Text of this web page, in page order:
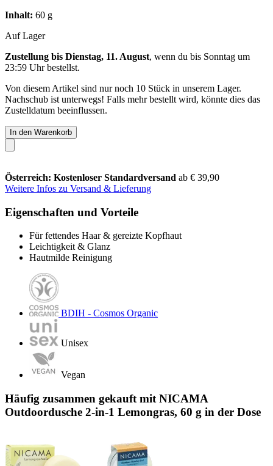
Inhalt: 60 g
Auf Lager
Zustellung bis Dienstag, 11. August, wenn du bis Sonntag um
23:59 Uhrbestellst.
Von diesem Artikel sind nur noch 10 Stück in unserem Lager.
Nachschub ist unterwegs! Falls mehr bestellt wird, könnte dies das
Zustelldatum beeinflussen.
In den Warenkorb
Österreich: Kostenloser Standardversand ab € 39,90
Weitere Infos zu Versand & Lieferung
Eigenschaften und Vorteile
Für fettendes Haar & gereizte Kopfhaut
Leichtigkeit & Glanz
Hautmilde Reinigung
BDIH - Cosmos Organic
Unisex
Vegan
Häufig zusammen gekauft mit NICAMA
Outdoordusche 2-in-1 Lemongras, 60 g in der Dose